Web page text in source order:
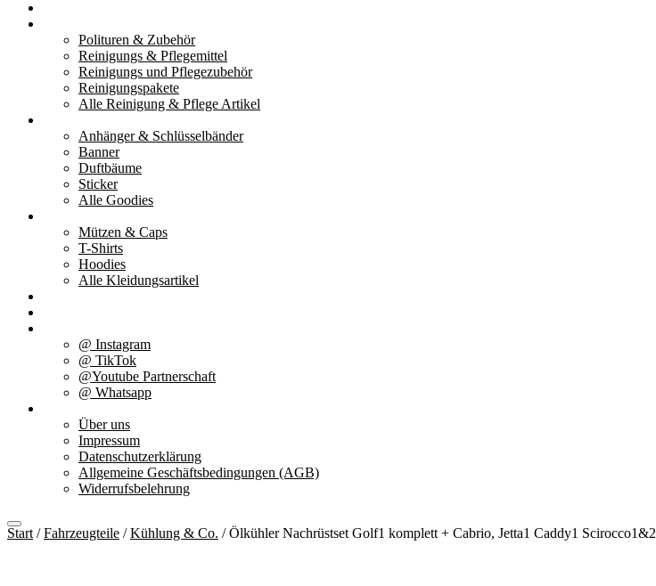
Polituren & Zubehör
Reinigungs & Pflegemittel
Reinigungs und Pflegezubehör
Reinigungspakete
Alle Reinigung & Pflege Artikel
Anhänger & Schlüsselbänder
Banner
Duftbäume
Sticker
Alle Goodies
Mützen & Caps
T-Shirts
Hoodies
Alle Kleidungsartikel
@ Instagram
@ TikTok
@Youtube Partnerschaft
@ Whatsapp
Über uns
Impressum
Datenschutzerklärung
Allgemeine Geschäftsbedingungen (AGB)
Widerrufsbelehrung
Start /Fahrzeugteile /Kühlung & Co. / Ölkühler Nachrüstset Golf1 komplett + Cabrio, Jetta1 Caddy1 Scirocco1&2